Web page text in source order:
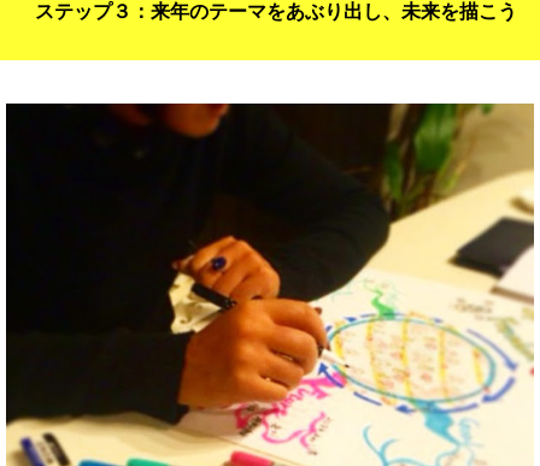
ステップ３：来年のテーマをあぶり出し、未来を描こう